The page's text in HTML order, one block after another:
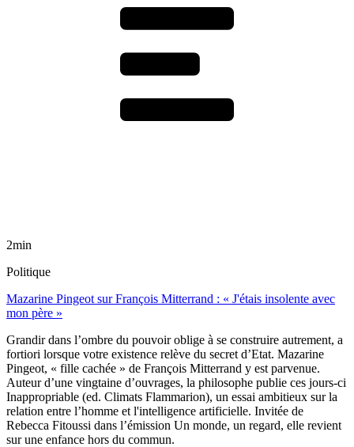
2min
Politique
Mazarine Pingeot sur François Mitterrand : « J'étais insolente avec
mon père »
Grandir dans l’ombre du pouvoir oblige à se construire autrement, a
fortiori lorsque votre existence relève du secret d’Etat. Mazarine
Pingeot, « fille cachée » de François Mitterrand y est parvenue.
Auteur d’une vingtaine d’ouvrages, la philosophe publie ces jours-ci
Inappropriable (ed. Climats Flammarion), un essai ambitieux sur la
relation entre l’homme et l'intelligence artificielle. Invitée de
Rebecca Fitoussi dans l’émission Un monde, un regard, elle revient
sur une enfance hors du commun.